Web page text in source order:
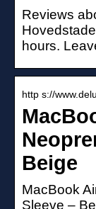
Reviews
hours.
http s://
Beige
MacBook
Sleeve –